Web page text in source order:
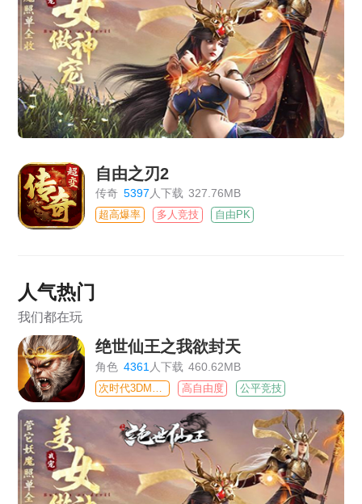
自由之刃2
传奇 5397 人下载 327.76MB
超高爆率 多人竞技 自由PK
人气热门
我们都在玩
绝世仙王之我欲封天
角色 4361 人下载 460.62MB
高自由度 公平竞技